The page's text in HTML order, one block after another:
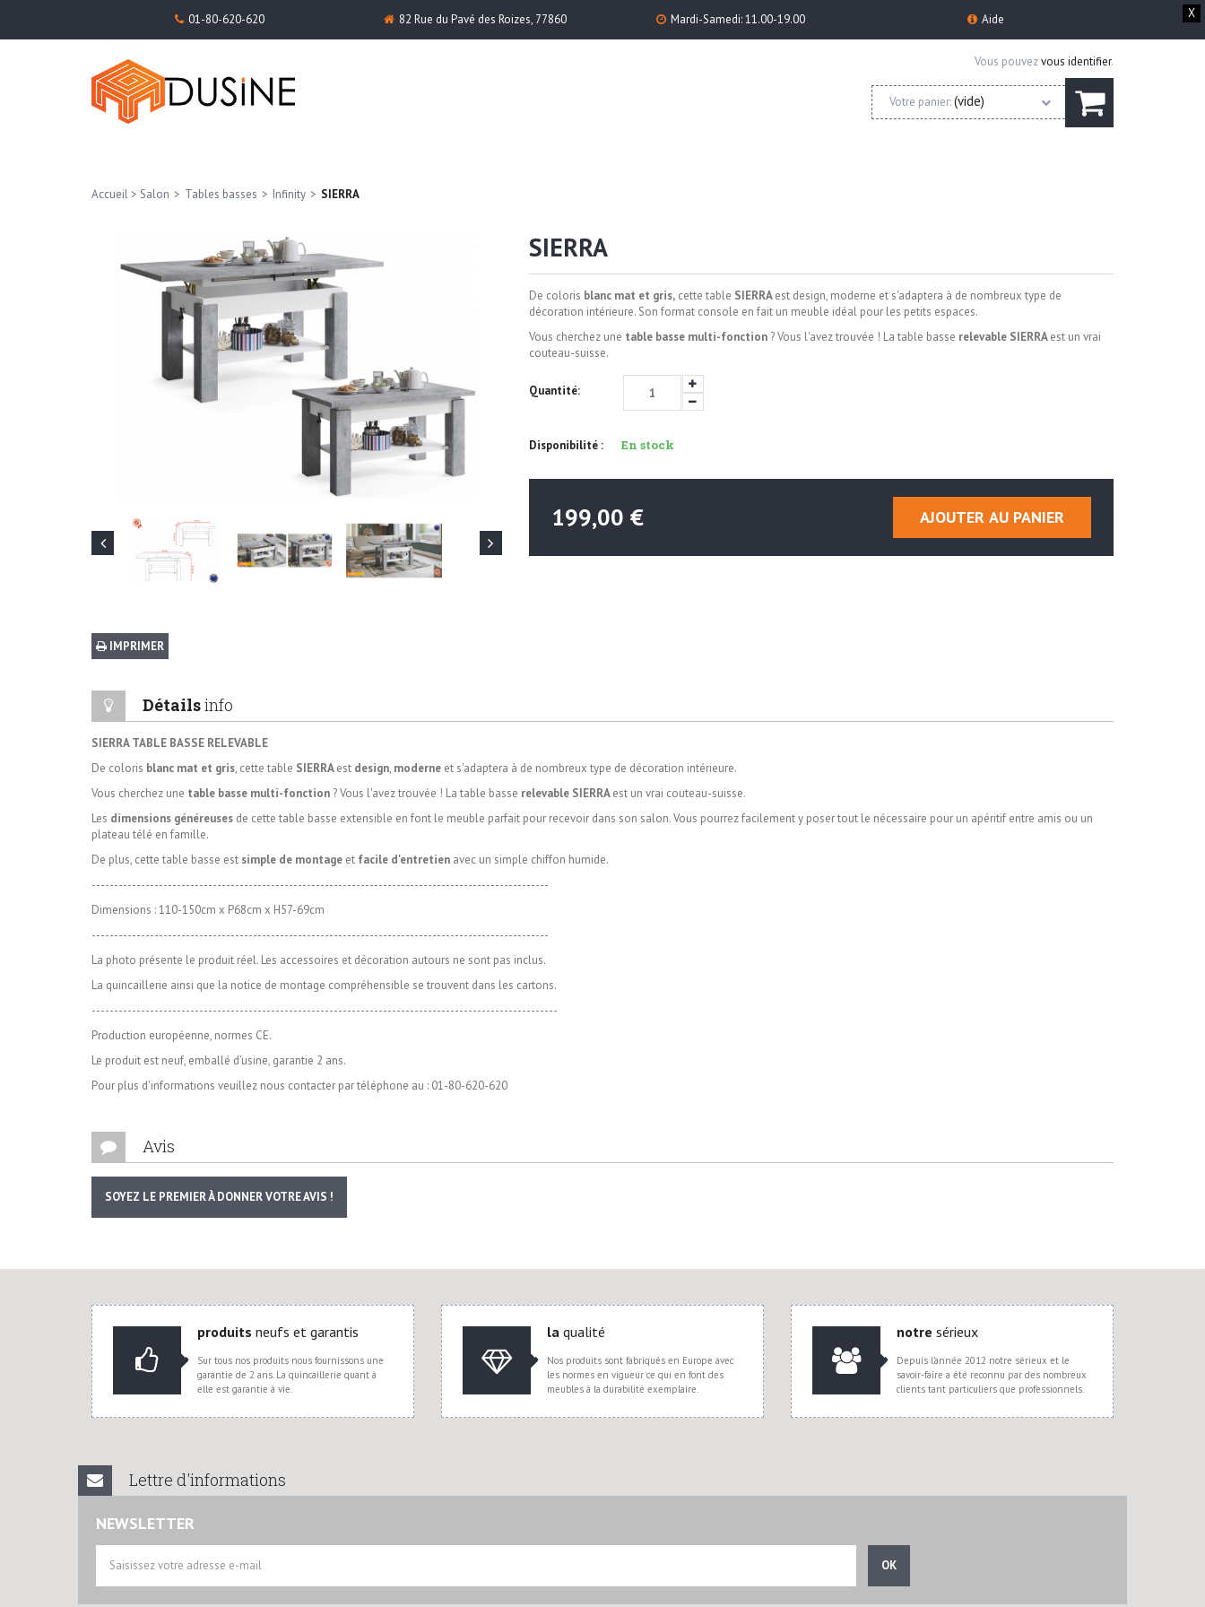
X
01-80-620-620 82 Rue du Pavé des Roizes, 77860 Mardi-Samedi: 11.00-19.00 Aide
Vous pouvezvous identifier.
Votre panier:(vide)
Accueil > Salon > Tables basses > Infinity > SIERRA
IMPRIMER
SIERRA
De coloris blanc mat et gris,cette table SIERRAest design, moderne et s'adaptera à de nombreux type de
décoration intérieure. Son format console en fait un meuble idéal pour les petits espaces.
Vous cherchez une table basse multi-fonction? Vous l'avez trouvée ! La table basse relevable SIERRAest un vrai
couteau-suisse.
Quantité:
Disponibilité : En stock
199,00 € AJOUTER AU PANIER
Détailsinfo
SIERRA TABLE BASSE RELEVABLE
De coloris blanc mat et gris, cette table SIERRAest design, moderne et s'adaptera à de nombreux type de décoration intérieure.
Vous cherchez une table basse multi-fonction ? Vous l'avez trouvée ! La table basse relevable SIERRAest un vrai couteau-suisse.
Les dimensions généreuses de cette table basse extensible en font le meuble parfait pour recevoir dans son salon. Vous pourrez facilement y poser tout le nécessaire pour un apéritif entre amis ou un
plateau télé en famille.
De plus, cette table basse est simple de montage et facile d'entretien avec un simple chiffon humide.
------------------------------------------------------------------------------------------------------
Dimensions :110-150cm x P68cm x H57-69cm
------------------------------------------------------------------------------------------------------
La photo présente le produit réel. Les accessoires et décoration autours ne sont pas inclus.
La quincaillerie ainsi que la notice de montage compréhensible se trouvent dans les cartons.
--------------------------------------------------------------------------------------------------------
Production européenne, normes CE.
Le produit est neuf, emballé d’usine, garantie 2 ans.
Pour plus d'informations veuillez nous contacter par téléphone au : 01-80-620-620
Avis
SOYEZ LE PREMIER À DONNER VOTRE AVIS !
produits neufs et garantis
Sur tous nos produits nous fournissons une
garantie de 2 ans. La quincaillerie quant à
elle est garantie à vie.
la qualité
Nos produits sont fabriqués en Europe avec
les normes en vigueur ce qui en font des
meubles à la durabilité exemplaire.
notre sérieux
Depuis l'année 2012 notre sérieux et le
savoir-faire a été reconnu par des nombreux
clients tant particuliers que professionnels.
Lettre d'informations
NEWSLETTER
OK